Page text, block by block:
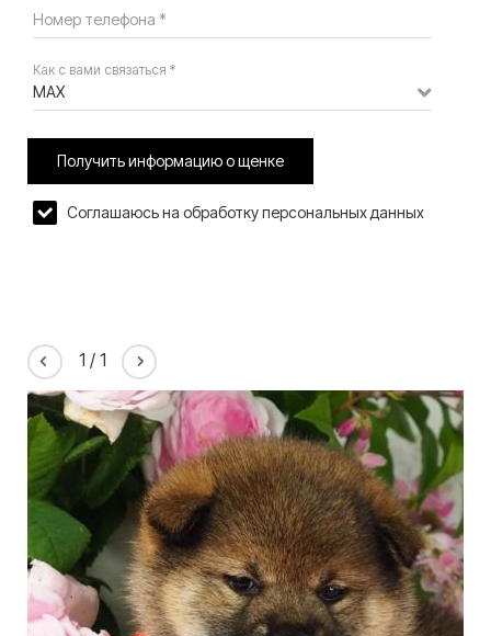
Номер телефона *
Как с вами связаться *
MAX
Получить информацию о щенке
Соглашаюсь на обработку персональных данных
1 / 1